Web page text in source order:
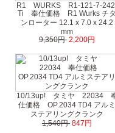
R1 WURKS R1-121-7-
Ti 奉仕価格 R1 Wurks チタ
ンローター 12.1 x 7.0 x 24.2
mm
9,350円 2,200円
10/13up! タミヤ 22034
仕価格 OP.2034 TD4 アルミ
ステアリングクランク
1,540円 847円